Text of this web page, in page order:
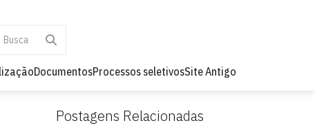
DocumentosProcessos seletivosSite Antigo
Postagens Relacionadas